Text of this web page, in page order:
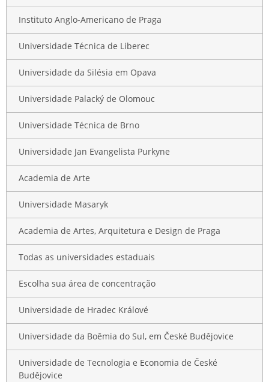
Instituto Anglo-Americano de Praga
Universidade Técnica de Liberec
Universidade da Silésia em Opava
Universidade Palacký de Olomouc
Universidade Técnica de Brno
Universidade Jan Evangelista Purkyne
Academia de Arte
Universidade Masaryk
Academia de Artes, Arquitetura e Design de Praga
Todas as universidades estaduais
Escolha sua área de concentração
Universidade de Hradec Králové
Universidade da Boêmia do Sul, em České Budějovice
Universidade de Tecnologia e Economia de České
Budějovice